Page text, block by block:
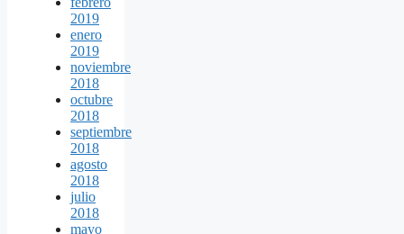
2019
enero
2019
noviembre
2018
octubre
2018
septiembre
2018
agosto
2018
julio
2018
mayo